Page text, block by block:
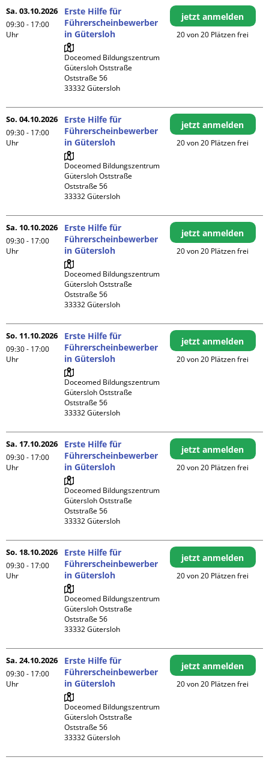
Sa. 03.10.2026
09:30 - 17:00
Uhr
Erste Hilfe für
Führerscheinbewerber
in Gütersloh
Doceomed Bildungszentrum
Gütersloh Oststraße
Oststraße 56
jetzt anmelden
20 von 20 Plätzen frei
So. 04.10.2026
09:30 - 17:00
Uhr
Erste Hilfe für
Führerscheinbewerber
in Gütersloh
Doceomed Bildungszentrum
Gütersloh Oststraße
Oststraße 56
jetzt anmelden
20 von 20 Plätzen frei
Sa. 10.10.2026
09:30 - 17:00
Uhr
Erste Hilfe für
Führerscheinbewerber
in Gütersloh
Doceomed Bildungszentrum
Gütersloh Oststraße
Oststraße 56
jetzt anmelden
20 von 20 Plätzen frei
So. 11.10.2026
09:30 - 17:00
Uhr
Erste Hilfe für
Führerscheinbewerber
in Gütersloh
Doceomed Bildungszentrum
Gütersloh Oststraße
Oststraße 56
jetzt anmelden
20 von 20 Plätzen frei
Sa. 17.10.2026
09:30 - 17:00
Uhr
Erste Hilfe für
Führerscheinbewerber
in Gütersloh
Doceomed Bildungszentrum
Gütersloh Oststraße
Oststraße 56
jetzt anmelden
20 von 20 Plätzen frei
So. 18.10.2026
09:30 - 17:00
Uhr
Erste Hilfe für
Führerscheinbewerber
in Gütersloh
Doceomed Bildungszentrum
Gütersloh Oststraße
Oststraße 56
jetzt anmelden
20 von 20 Plätzen frei
Sa. 24.10.2026
09:30 - 17:00
Uhr
Erste Hilfe für
Führerscheinbewerber
in Gütersloh
Doceomed Bildungszentrum
Gütersloh Oststraße
Oststraße 56
jetzt anmelden
20 von 20 Plätzen frei